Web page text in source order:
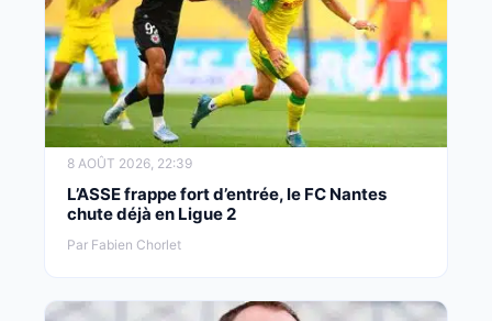
8 AOÛT 2026, 22:39
L’ASSE frappe fort d’entrée, le FC Nantes
chute déjà en Ligue 2
Par Fabien Chorlet